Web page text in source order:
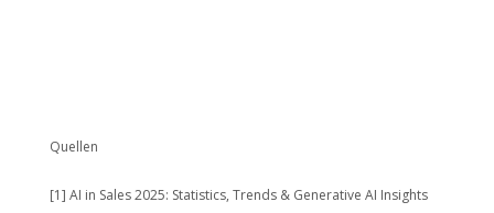
Quellen
[1] AI in Sales 2025: Statistics, Trends & Generative AI Insights